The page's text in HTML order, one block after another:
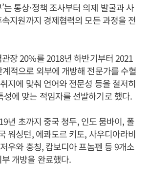
는 통상·정책 조사부터 의제 발굴과 사
지원까지 경제협력의 모든 과정을 전
장 20%를 2018년 하반기부터 2021
적으로 외부에 개방해 전문가를 수혈
지에 맞춰 언어와 전문성 등을 철저히
성에 맞는 적임자를 선발하기로 했다.
년 초까지 중국 청두, 인도 뭄바이, 폴
워싱턴, 에콰도르 키토, 사우디아라비
우와 충칭, 캄보디아 프놈펜 등 9개소
개방을 완료했다.